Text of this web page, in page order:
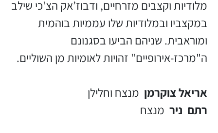
מלודיות וקצבים מזרחיים, ודבוז’אק הצ'כי שילב
במקצביו ובמלודיות שלו עממיות בוהמית
ומוראבית. שניהם הביעו בסגנונם
ה"מרכז-אירופיים" זהויות לאומיות מן השוליים.
אריאל צוקרמן מנצח וחלילן
רתם ניר מנצח